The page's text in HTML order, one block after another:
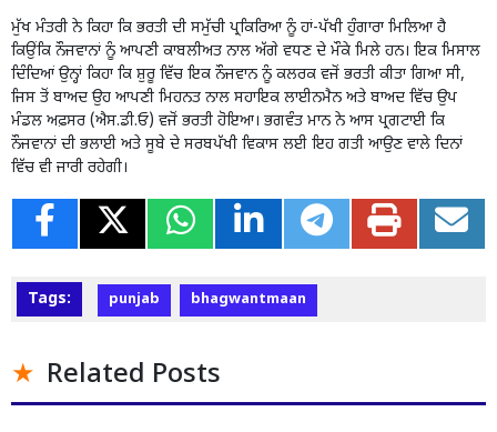
ਮੁੱਖ ਮੰਤਰੀ ਨੇ ਕਿਹਾ ਕਿ ਭਰਤੀ ਦੀ ਸਮੁੱਚੀ ਪ੍ਰਕਿਰਿਆ ਨੂੰ ਹਾਂ-ਪੱਖੀ ਹੁੰਗਾਰਾ ਮਿਲਿਆ ਹੈ
ਕਿਉਂਕਿ ਨੌਜਵਾਨਾਂ ਨੂੰ ਆਪਣੀ ਕਾਬਲੀਅਤ ਨਾਲ ਅੱਗੇ ਵਧਣ ਦੇ ਮੌਕੇ ਮਿਲੇ ਹਨ। ਇਕ ਮਿਸਾਲ
ਦਿੰਦਿਆਂ ਉਨ੍ਹਾਂ ਕਿਹਾ ਕਿ ਸ਼ੁਰੂ ਵਿੱਚ ਇਕ ਨੌਜਵਾਨ ਨੂੰ ਕਲਰਕ ਵਜੋਂ ਭਰਤੀ ਕੀਤਾ ਗਿਆ ਸੀ,
ਜਿਸ ਤੋਂ ਬਾਅਦ ਉਹ ਆਪਣੀ ਮਿਹਨਤ ਨਾਲ ਸਹਾਇਕ ਲਾਈਨਮੈਨ ਅਤੇ ਬਾਅਦ ਵਿੱਚ ਉਪ
ਮੰਡਲ ਅਫ਼ਸਰ (ਐਸ.ਡੀ.ਓ) ਵਜੋਂ ਭਰਤੀ ਹੋਇਆ। ਭਗਵੰਤ ਮਾਨ ਨੇ ਆਸ ਪ੍ਰਗਟਾਈ ਕਿ
ਨੌਜਵਾਨਾਂ ਦੀ ਭਲਾਈ ਅਤੇ ਸੂਬੇ ਦੇ ਸਰਬਪੱਖੀ ਵਿਕਾਸ ਲਈ ਇਹ ਗਤੀ ਆਉਣ ਵਾਲੇ ਦਿਨਾਂ
ਵਿੱਚ ਵੀ ਜਾਰੀ ਰਹੇਗੀ।
Tags: punjab bhagwantmaan
Related Posts